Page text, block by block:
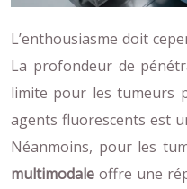
L’enthousiasme doit
La profondeur de
limite pour les tumeurs
agents fluorescents est
Néanmoins, pour les
multimodale offre une